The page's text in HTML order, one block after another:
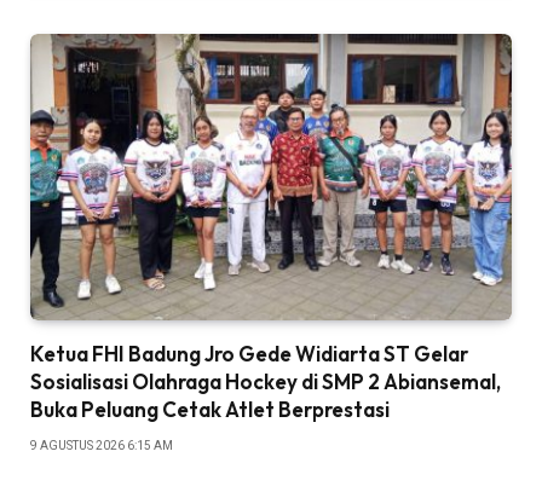
Ketua FHI Badung Jro Gede Widiarta ST Gelar
Sosialisasi Olahraga Hockey di SMP 2 Abiansemal,
Buka Peluang Cetak Atlet Berprestasi
9 AGUSTUS 2026 6:15 AM